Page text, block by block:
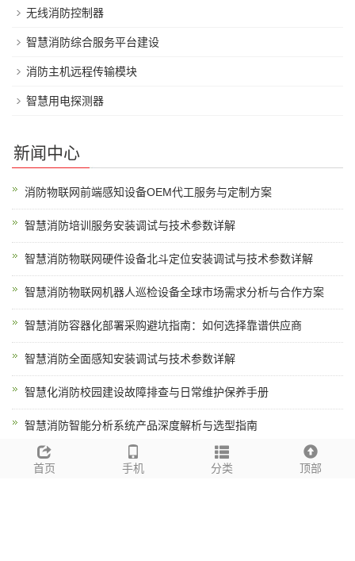
无线消防控制器
智慧消防综合服务平台建设
消防主机远程传输模块
智慧用电探测器
新闻中心
消防物联网前端感知设备OEM代工服务与定制方案
智慧消防培训服务安装调试与技术参数详解
智慧消防物联网硬件设备北斗定位安装调试与技术参数详解
智慧消防物联网机器人巡检设备全球市场需求分析与合作方案
智慧消防容器化部署采购避坑指南：如何选择靠谱供应商
智慧消防全面感知安装调试与技术参数详解
智慧化消防校园建设故障排查与日常维护保养手册
智慧消防智能分析系统产品深度解析与选型指南
消防AI智能感知防爆认证与工业应用指南
首页 手机 分类 顶部